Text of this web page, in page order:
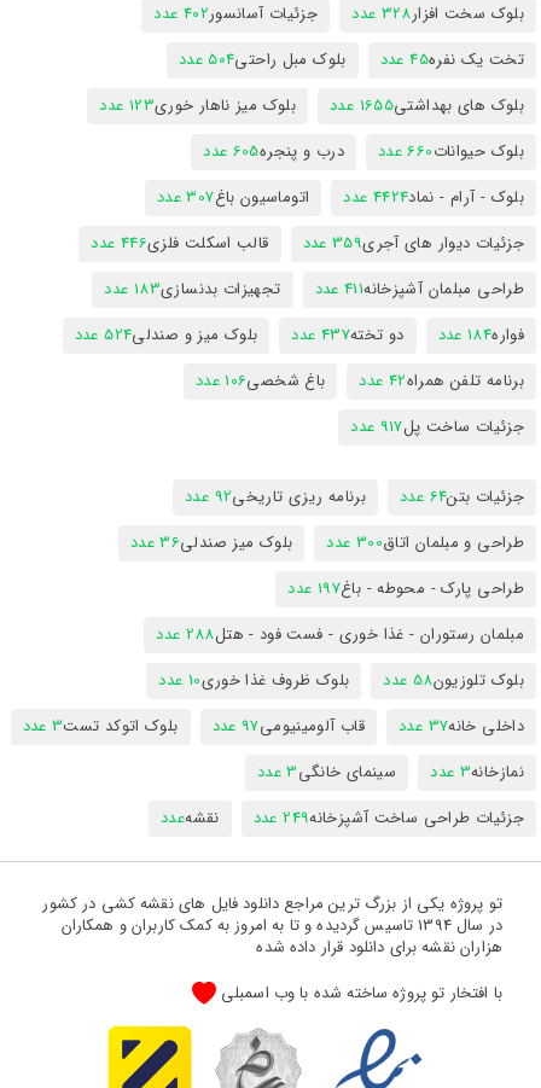
بلوک سخت افزار328 عدد جزئیات آسانسور402 عدد
تخت یک نفره45 عدد بلوک مبل راحتی504 عدد
بلوک های بهداشتی1655 عدد بلوک میز ناهار خوری123 عدد
بلوک حیوانات660 عدد درب و پنجره605 عدد
بلوک - آرام - نماد4424 عدد اتوماسیون باغ307 عدد
جزئیات دیوار های آجری359 عدد قالب اسکلت فلزی446 عدد
طراحی مبلمان آشپزخانه411 عدد تجهیزات بدنسازی183 عدد
فواره184 عدد دو تخته437 عدد بلوک میز و صندلی524 عدد
برنامه تلفن همراه42 عدد باغ شخصی106 عدد
جزئیات ساخت پل917 عدد
جزئیات بتن64 عدد برنامه ریزی تاریخی92 عدد
طراحی و مبلمان اتاق300 عدد بلوک میز صندلی36 عدد
طراحی پارک - محوطه - باغ197 عدد
مبلمان رستوران - غذا خوری - فست فود - هتل288 عدد
بلوک تلوزیون58 عدد بلوک ظروف غذا خوری10 عدد
داخلی خانه37 عدد قاب آلومینیومی97 عدد بلوک اتوکد تست3 عدد
نمازخانه3 عدد سینمای خانگی3 عدد
جزئیات طراحی ساخت آشپزخانه249 عدد نقشهعدد
تو پروژه یکی از بزرگ ترین مراجع دانلود فایل های نقشه کشی در کشور
در سال 1394 تاسیس گردیده و تا به امروز به کمک کاربران و همکاران
هزاران نقشه برای دانلود قرار داده شده
با افتخار تو پروژه ساخته شده با وب اسمبلی